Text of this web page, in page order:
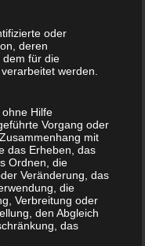
oder
deren
dem für die
werden.
Hilfe
Vorgang oder
mit
das Erheben, das
Ordnen, die
Veränderung, das
die
Verbreitung oder
den Abgleich
das